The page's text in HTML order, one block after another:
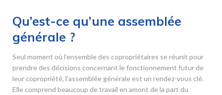
Qu’est-ce qu’une assemblée
générale ?
Seul moment où l’ensemble des copropriétaires se réunit pour
prendre des décisions concernant le fonctionnement futur de
leur copropriété, l’assemblée générale est un rendez-vous clé.
Elle comprend beaucoup de travail en amont de la part du